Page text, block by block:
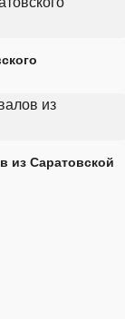
из Саратовской